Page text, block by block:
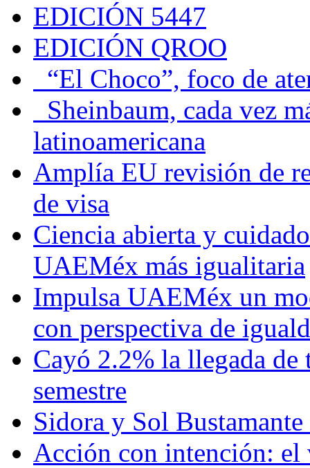
EDICIÓN 5447
EDICIÓN QROO
“El Choco”, foco de
Sheinbaum, cada vez
latinoamericana
Amplía EU revisión de
de visa
Ciencia abierta y
UAEMéx más igualitaria
Impulsa UAEMéx un
con perspectiva de
Cayó 2.2% la llegada de
semestre
Sidora y Sol
Acción con intención: el